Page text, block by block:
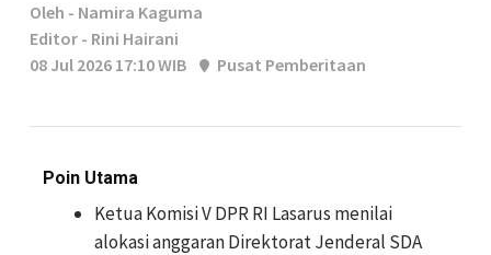
Oleh - Namira Kaguma
Editor - Rini Hairani
08 Jul 2026 17:10 WIB
Pusat Pemberitaan
Poin Utama
Ketua Komisi V DPR RI Lasarus menilai
alokasi anggaran Direktorat Jenderal SDA